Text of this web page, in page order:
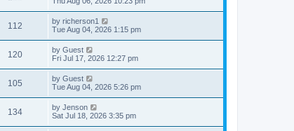
112 by richerson1
Tue Aug 04, 2026 1:15 pm
120 by Guest
Fri Jul 17, 2026 12:27 pm
105 by Guest
Tue Aug 04, 2026 5:26 pm
134 by Jenson
Sat Jul 18, 2026 3:35 pm